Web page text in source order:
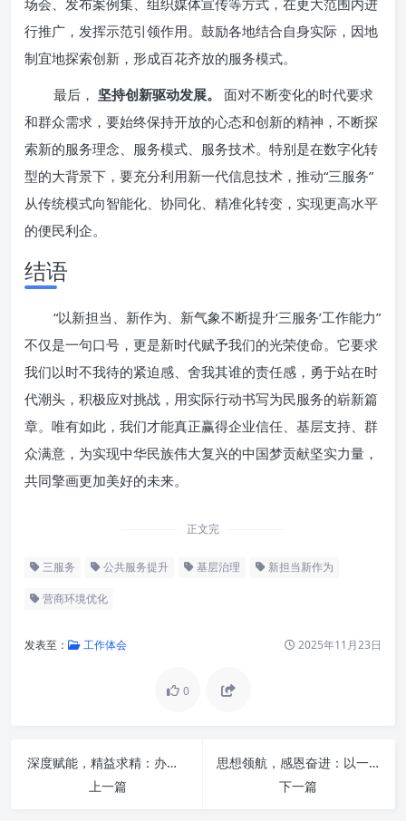
场会、发布案例集、组织媒体宣传等方式，在更大范围内进
行推广，发挥示范引领作用。鼓励各地结合自身实际，因地
制宜地探索创新，形成百花齐放的服务模式。
最后， 坚持创新驱动发展。
面对不断变化的时代要求
和群众需求，要始终保持开放的心态和创新的精神，不断探
索新的服务理念、服务模式、服务技术。特别是在数字化转
型的大背景下，要充分利用新一代信息技术，推动“三服务”
从传统模式向智能化、协同化、精准化转变，实现更高水平
的便民利企。
结语
“以新担当、新作为、新气象不断提升‘三服务’工作能力”
不仅是一句口号，更是新时代赋予我们的光荣使命。它要求
我们以时不我待的紧迫感、舍我其谁的责任感，勇于站在时
代潮头，积极应对挑战，用实际行动书写为民服务的崭新篇
章。唯有如此，我们才能真正赢得企业信任、基层支持、群
众满意，为实现中华民族伟大复兴的中国梦贡献坚实力量，
共同擎画更加美好的未来。
正文完
三服务 公共服务提升 基层治理 新担当新作为
营商环境优化
发表至： 工作体会 2025年11月23日
0
深度赋能，精益求精：办公室工作“提升站位、提高水平”的创新实践
上一篇
思想领航，感恩奋进：以一流标准践行习近平总书记重要指示精神
下一篇
迎接挑战：“三服务”面临的新担